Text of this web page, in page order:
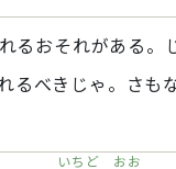
れるおそれがある。
るべきじゃ。さも
いちど おお